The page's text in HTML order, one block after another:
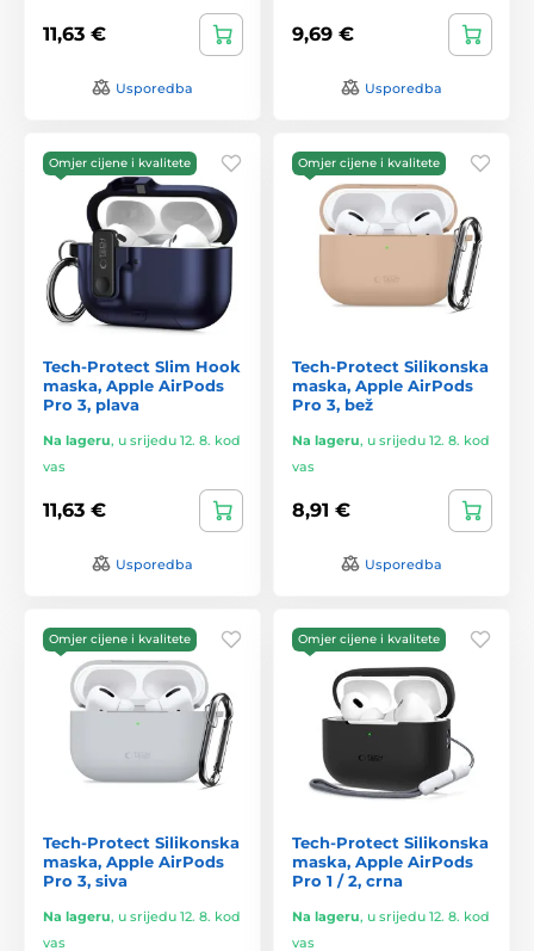
11,63 €
Usporedba
9,69 €
Usporedba
Omjer cijene i kvalitete
Tech-Protect Slim Hook
maska, Apple AirPods
Pro 3, plava
Na lageru, u srijedu 12. 8. kod
vas
11,63 €
Usporedba
Omjer cijene i kvalitete
Tech-Protect Silikonska
maska, Apple AirPods
Pro 3, bež
Na lageru, u srijedu 12. 8. kod
vas
8,91 €
Usporedba
Omjer cijene i kvalitete
Tech-Protect Silikonska
maska, Apple AirPods
Pro 3, siva
Na lageru, u srijedu 12. 8. kod
vas
Omjer cijene i kvalitete
Tech-Protect Silikonska
maska, Apple AirPods
Pro 1 / 2, crna
Na lageru, u srijedu 12. 8. kod
vas